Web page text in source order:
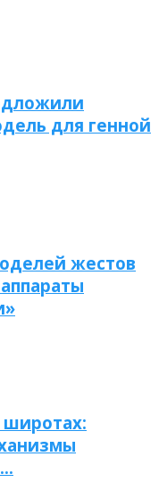
для генной
жестов